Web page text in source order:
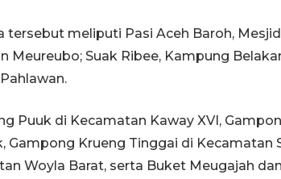
tersebut meliputi Pasi Aceh Baroh,
Meureubo; Suak Ribee, Kampung
Puuk di Kecamatan Kaway XVI,
Gampong Krueng Tinggai di Kecamatan
Woyla Barat, serta Buket Meugajah